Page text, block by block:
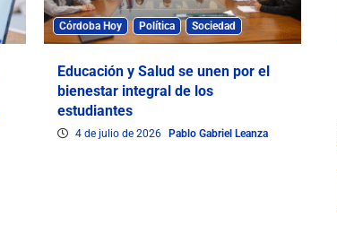
Córdoba Hoy Política Sociedad
Educación y Salud se unen por el
bienestar integral de los
estudiantes
4 de julio de 2026 Pablo Gabriel Leanza